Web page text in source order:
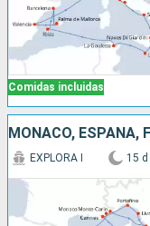
Comidas incluidas
MONACO, ESPAÑA,
EXPLORA I 15 d